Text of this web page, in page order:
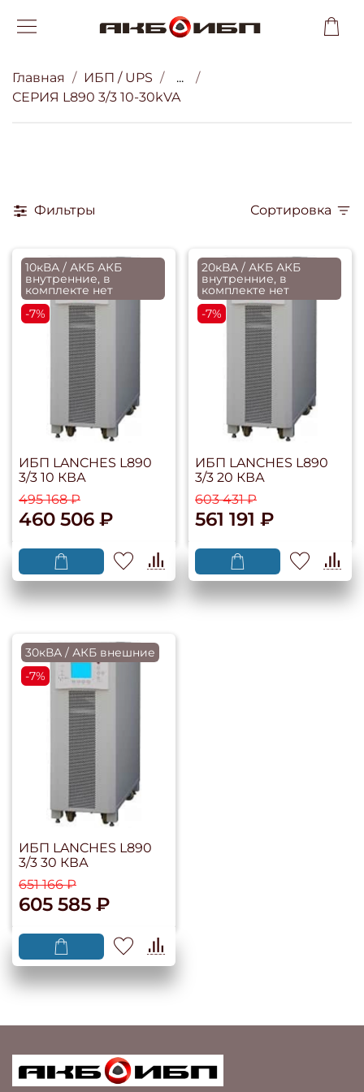
Главная ИБП / UPS
...
СЕРИЯ L890 3/3 10-30kVA
Фильтры Сортировка
10кВА / АКБ АКБ
внутренние, в
комплекте нет
-7%
ИБП LANCHES L890
3/3 10 КВА
495 168 ₽
460 506 ₽
20кВА / АКБ АКБ
внутренние, в
комплекте нет
-7%
ИБП LANCHES L890
3/3 20 КВА
603 431 ₽
561 191 ₽
30кВА / АКБ внешние
-7%
ИБП LANCHES L890
3/3 30 КВА
651 166 ₽
605 585 ₽